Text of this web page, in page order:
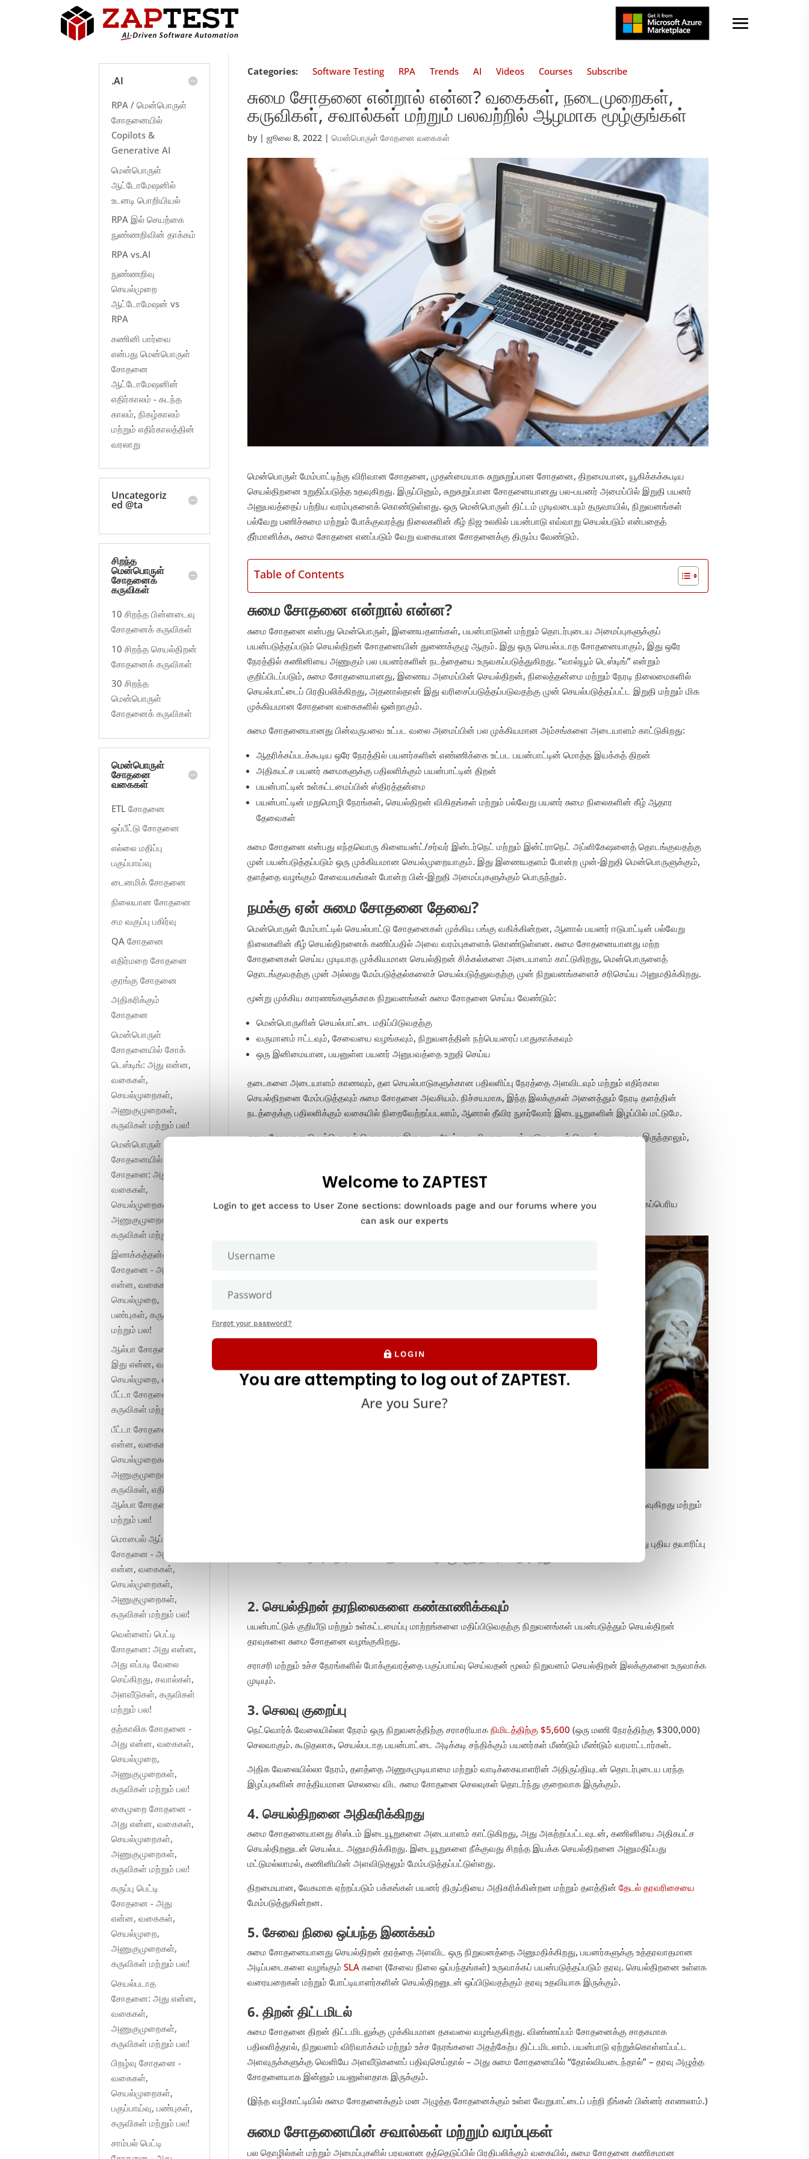
Categories: Software Testing RPA Trends AI Videos Courses Subscribe
சுமை சோதனை என்றால் என்ன? வகைகள், நடைமுறைகள்,
கருவிகள், சவால்கள் மற்றும் பலவற்றில் ஆழமாக மூழ்குங்கள்
by |ஜூலை 8, 2022 |மென்பொருள் சோதனை வகைகள்
மென்பொருள் மேம்பாட்டிற்கு விரிவான சோதனை, முதன்மையாக சுறுசுறுப்பான சோதனை, திறமையான, யூகிக்கக்கூடிய
செயல்திறனை உறுதிப்படுத்த உதவுகிறது. இருப்பினும், சுறுசுறுப்பான சோதனையானது பல-பயனர் அமைப்பில் இறுதி பயனர்
அனுபவத்தைப் பற்றிய வரம்புகளைக் கொண்டுள்ளது. ஒரு மென்பொருள் திட்டம் முடிவடையும் தருவாயில், நிறுவனங்கள்
பல்வேறு பணிச்சுமை மற்றும் போக்குவரத்து நிலைகளின் கீழ் நிஜ உலகில் பயன்பாடு எவ்வாறு செயல்படும் என்பதைத்
தீர்மானிக்க, சுமை சோதனை எனப்படும் வேறு வகையான சோதனைக்கு திரும்ப வேண்டும்.
Table of Contents
சுமை சோதனை என்றால் என்ன?
சுமை சோதனை என்பது மென்பொருள், இணையதளங்கள், பயன்பாடுகள் மற்றும் தொடர்புடைய அமைப்புகளுக்குப்
பயன்படுத்தப்படும் செயல்திறன் சோதனையின் துணைக்குழு ஆகும். இது ஒரு செயல்படாத சோதனையாகும், இது ஒரே
நேரத்தில் கணினியை அணுகும் பல பயனர்களின் நடத்தையை உருவகப்படுத்துகிறது. “வால்யூம் டெஸ்டிங்” என்றும்
குறிப்பிடப்படும், சுமை சோதனையானது, இணைய அமைப்பின் செயல்திறன், நிலைத்தன்மை மற்றும் நேரடி நிலைமைகளில்
செயல்பாட்டைப் பிரதிபலிக்கிறது, அதனால்தான் இது வரிசைப்படுத்தப்படுவதற்கு முன் செயல்படுத்தப்பட்ட இறுதி மற்றும் மிக
முக்கியமான சோதனை வகைகளில் ஒன்றாகும்.
சுமை சோதனையானது பின்வருபவை உட்பட வலை அமைப்பின் பல முக்கியமான அம்சங்களை அடையாளம் காட்டுகிறது:
ஆதரிக்கப்படக்கூடிய ஒரே நேரத்தில் பயனர்களின் எண்ணிக்கை உட்பட பயன்பாட்டின் மொத்த இயக்கத் திறன்
அதிகபட்ச பயனர் சுமைகளுக்கு பதிலளிக்கும் பயன்பாட்டின் திறன்
பயன்பாட்டின் உள்கட்டமைப்பின் ஸ்திரத்தன்மை
பயன்பாட்டின் மறுமொழி நேரங்கள், செயல்திறன் விகிதங்கள் மற்றும் பல்வேறு பயனர் சுமை நிலைகளின் கீழ் ஆதார
தேவைகள்
சுமை சோதனை என்பது எந்தவொரு கிளையன்ட்/சர்வர் இன்டர்நெட் மற்றும் இன்ட்ராநெட் அப்ளிகேஷனைத் தொடங்குவதற்கு
முன் பயன்படுத்தப்படும் ஒரு முக்கியமான செயல்முறையாகும். இது இணையதளம் போன்ற முன்-இறுதி மென்பொருளுக்கும்,
தளத்தை வழங்கும் சேவையகங்கள் போன்ற பின்-இறுதி அமைப்புகளுக்கும் பொருந்தும்.
நமக்கு ஏன் சுமை சோதனை தேவை?
மென்பொருள் மேம்பாட்டில் செயல்பாட்டு சோதனைகள் முக்கிய பங்கு வகிக்கின்றன, ஆனால் பயனர் ஈடுபாட்டின் பல்வேறு
நிலைகளின் கீழ் செயல்திறனைக் கணிப்பதில் அவை வரம்புகளைக் கொண்டுள்ளன. சுமை சோதனையானது மற்ற
சோதனைகள் செய்ய முடியாத முக்கியமான செயல்திறன் சிக்கல்களை அடையாளம் காட்டுகிறது, மென்பொருளைத்
தொடங்குவதற்கு முன் அல்லது மேம்படுத்தல்களைச் செயல்படுத்துவதற்கு முன் நிறுவனங்களைச் சரிசெய்ய அனுமதிக்கிறது.
மூன்று முக்கிய காரணங்களுக்காக நிறுவனங்கள் சுமை சோதனை செய்ய வேண்டும்:
மென்பொருளின் செயல்பாட்டை மதிப்பிடுவதற்கு
வருமானம் ஈட்டவும், சேவையை வழங்கவும், நிறுவனத்தின் நற்பெயரைப் பாதுகாக்கவும்
ஒரு இனிமையான, பயனுள்ள பயனர் அனுபவத்தை உறுதி செய்ய
தடைகளை அடையாளம் காணவும், தள செயல்பாடுகளுக்கான பதிலளிப்பு நேரத்தை அளவிடவும் மற்றும் எதிர்கால
செயல்திறனை மேம்படுத்தவும் சுமை சோதனை அவசியம். நிச்சயமாக, இந்த இலக்குகள் அனைத்தும் நேரடி தளத்தின்
நடத்தைக்கு பதிலளிக்கும் வகையில் நிறைவேற்றப்படலாம், ஆனால் தீவிர நுகர்வோர் இடையூறுகளின் இழப்பில் மட்டுமே.
சுமை சோதனை மென்பொருள் பொதுவாக இணைய அடிப்படையிலான பயன்பாடுகளுடன் தொடர்புடையதாக இருந்தாலும்,
சுமை சோதனையின் நன்மைகள்
இன்டர்நெட் அல்லது இன்ட்ராநெட் அப்ளிகேஷன்களை வழங்கும் வணிகங்கள் சுமை சோதனையில் இருந்து மிகப்பெரிய
பலன்களைப் பெறும். சுமை சோதனையைச் செய்வதற்கான சில சிறந்த காரணங்கள்:
சுமை சோதனையைப் பயன்படுத்துவது சாதாரண மற்றும் உச்ச சுமை நேரங்களுக்கு கணினியை மேம்படுத்த உதவுகிறது மற்றும்
கூடுதலாக, இணைய சுமை சோதனையானது வளர்ச்சியின் காலத்திற்கு அல்லது இ-காமர்ஸ் விற்பனை அல்லது புதிய தயாரிப்பு
2. செயல்திறன் தரநிலைகளை கண்காணிக்கவும்
பயன்பாட்டுக் குறியீடு மற்றும் உள்கட்டமைப்பு மாற்றங்களை மதிப்பிடுவதற்கு நிறுவனங்கள் பயன்படுத்தும் செயல்திறன்
தரவுகளை சுமை சோதனை வழங்குகிறது.
சராசரி மற்றும் உச்ச நேரங்களில் போக்குவரத்தை பகுப்பாய்வு செய்வதன் மூலம் நிறுவனம் செயல்திறன் இலக்குகளை உருவாக்க
முடியும்.
3. செலவு குறைப்பு
நெட்வொர்க் வேலையில்லா நேரம் ஒரு நிறுவனத்திற்கு சராசரியாகநிமிடத்திற்கு $5,600 (ஒரு மணி நேரத்திற்கு $300,000)
செலவாகும். கூடுதலாக, செயல்படாத பயன்பாட்டை அடிக்கடி சந்திக்கும் பயனர்கள் மீண்டும் மீண்டும் வரமாட்டார்கள்.
அதிக வேலையில்லா நேரம், தளத்தை அணுகமுடியாமை மற்றும் வாடிக்கையாளரின் அதிருப்தியுடன் தொடர்புடைய பரந்த
இழப்புகளின் சாத்தியமான செலவை விட சுமை சோதனை செலவுகள் தொடர்ந்து குறைவாக இருக்கும்.
4. செயல்திறனை அதிகரிக்கிறது
சுமை சோதனையானது சிஸ்டம் இடையூறுகளை அடையாளம் காட்டுகிறது, அது அகற்றப்பட்டவுடன், கணினியை அதிகபட்ச
செயல்திறனுடன் செயல்பட அனுமதிக்கிறது. இடையூறுகளை நீக்குவது சிறந்த இயக்க செயல்திறனை அனுமதிப்பது
மட்டுமல்லாமல், கணினியின் அளவிடுதலும் மேம்படுத்தப்பட்டுள்ளது.
திறமையான, வேகமாக ஏற்றப்படும் பக்கங்கள் பயனர் திருப்தியை அதிகரிக்கின்றன மற்றும் தளத்தின்தேடல் தரவரிசையை
மேம்படுத்துகின்றன.
5. சேவை நிலை ஒப்பந்த இணக்கம்
சுமை சோதனையானது செயல்திறன் தரத்தை அளவிட ஒரு நிறுவனத்தை அனுமதிக்கிறது, பயனர்களுக்கு உத்தரவாதமான
அடிப்படைகளை வழங்கும்SLA களை (சேவை நிலை ஒப்பந்தங்கள்) உருவாக்கப் பயன்படுத்தப்படும் தரவு. செயல்திறனை உள்ளக
வரையறைகள் மற்றும் போட்டியாளர்களின் செயல்திறனுடன் ஒப்பிடுவதற்கும் தரவு உதவியாக இருக்கும்.
6. திறன் திட்டமிடல்
சுமை சோதனை திறன் திட்டமிடலுக்கு முக்கியமான தகவலை வழங்குகிறது. விண்ணப்பம் சோதனைக்கு சாதகமாக
பதிலளித்தால், நிறுவனம் விரிவாக்கம் மற்றும் உச்ச நேரங்களை அதற்கேற்ப திட்டமிடலாம். பயன்பாடு ஏற்றுக்கொள்ளப்பட்ட
அளவுருக்களுக்கு வெளியே அளவீடுகளைப் பதிவுசெய்தால் – அது சுமை சோதனையில் “தோல்வியடைந்தால்” – தரவு அழுத்த
சோதனையாக இன்னும் பயனுள்ளதாக இருக்கும்.
(இந்த வழிகாட்டியில் சுமை சோதனைக்கும் மன அழுத்த சோதனைக்கும் உள்ள வேறுபாட்டைப் பற்றி நீங்கள் பின்னர் காணலாம்.)
சுமை சோதனையின் சவால்கள் மற்றும் வரம்புகள்
பல தொழில்கள் மற்றும் அமைப்புகளில் பரவலான தத்தெடுப்பில் பிரதிபலிக்கும் வகையில், சுமை சோதனை கணிசமான
.AI
RPA / மென்பொருள்
சோதனையில்
Copilots &
Generative AI
மென்பொருள்
ஆட்டோமேஷனில்
உடனடி பொறியியல்
RPA இல் செயற்கை
நுண்ணறிவின் தாக்கம்
RPA vs.AI
நுண்ணறிவு
செயல்முறை
ஆட்டோமேஷன் vs
RPA
கணினி பார்வை
என்பது மென்பொருள்
சோதனை
ஆட்டோமேஷனின்
எதிர்காலம் - கடந்த
காலம், நிகழ்காலம்
மற்றும் எதிர்காலத்தின்
வரலாறு
Uncategoriz
ed @ta
சிறந்த
மென்பொருள்
சோதனைக்
கருவிகள்
10 சிறந்த பின்னடைவு
சோதனைக் கருவிகள்
10 சிறந்த செயல்திறன்
சோதனைக் கருவிகள்
30 சிறந்த
மென்பொருள்
சோதனைக் கருவிகள்
மென்பொருள்
சோதனை
வகைகள்
ETL சோதனை
ஒப்பீட்டு சோதனை
எல்லை மதிப்பு
பகுப்பாய்வு
டைனமிக் சோதனை
நிலையான சோதனை
சம வகுப்பு பகிர்வு
QA சோதனை
எதிர்மறை சோதனை
குரங்கு சோதனை
அதிகரிக்கும்
சோதனை
மென்பொருள்
சோதனையில் சோக்
டெஸ்டிங்: அது என்ன,
வகைகள்,
செயல்முறைகள்,
அணுகுமுறைகள்,
கருவிகள் மற்றும் பல!
மென்பொருள்
சோதனையில் அழுத்த
சோதனை: அது என்ன,
வகைகள்,
செயல்முறைகள்,
அணுகுமுறைகள்,
கருவிகள் மற்றும் பல!
இணக்கத்தன்மை
சோதனை - அது
என்ன, வகைகள்,
செயல்முறை,
பண்புகள், கருவிகள்
மற்றும் பல!
ஆல்பா சோதனை -
இது என்ன, வகைகள்,
செயல்முறை, எதிராக
பீட்டா சோதனைகள்,
கருவிகள் மற்றும் பல!
பீட்டா சோதனை - அது
என்ன, வகைகள்,
செயல்முறைகள்,
அணுகுமுறைகள்,
கருவிகள், எதிராக
ஆல்பா சோதனை
மற்றும் பல!
மொபைல் ஆப்
சோதனை - அது
என்ன, வகைகள்,
செயல்முறைகள்,
அணுகுமுறைகள்,
கருவிகள் மற்றும் பல!
வெள்ளைப் பெட்டி
சோதனை: அது என்ன,
அது எப்படி வேலை
செய்கிறது, சவால்கள்,
அளவீடுகள், கருவிகள்
மற்றும் பல!
தற்காலிக சோதனை -
அது என்ன, வகைகள்,
செயல்முறை,
அணுகுமுறைகள்,
கருவிகள் மற்றும் பல!
கைமுறை சோதனை -
அது என்ன, வகைகள்,
செயல்முறைகள்,
அணுகுமுறைகள்,
கருவிகள் மற்றும் பல!
கருப்பு பெட்டி
சோதனை - அது
என்ன, வகைகள்,
செயல்முறை,
அணுகுமுறைகள்,
கருவிகள் மற்றும் பல!
செயல்படாத
சோதனை: அது என்ன,
வகைகள்,
அணுகுமுறைகள்,
கருவிகள் மற்றும் பல!
பிறழ்வு சோதனை -
வகைகள்,
செயல்முறைகள்,
பகுப்பாய்வு, பண்புகள்,
கருவிகள் மற்றும் பல!
சாம்பல் பெட்டி
Welcome to ZAPTEST
Login to get access to User Zone sections: downloads page and our forums where you
can ask our experts
Forgot your password?
LOGIN
You are attempting to log out of ZAPTEST.
Are you Sure?